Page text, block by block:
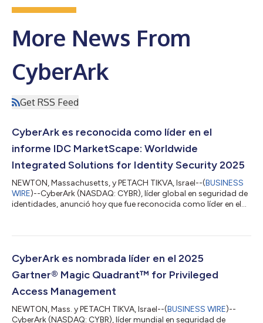
More News From
CyberArk
Get RSS Feed
CyberArk es reconocida como líder en el
informe IDC MarketScape: Worldwide
Integrated Solutions for Identity Security 2025
NEWTON, Massachusetts, y PETACH TIKVA, Israel--(BUSINESS
WIRE)--CyberArk (NASDAQ: CYBR), líder global en seguridad de
identidades, anunció hoy que fue reconocida como líder en el
Evaluación mundial de proveedores de seguridad de
aplica controles dinámicos de privilegios a todas las
identidades, lo que ayuda a las organizaci...
CyberArk es nombrada líder en el 2025
Gartner® Magic Quadrant™ for Privileged
Access Management
NEWTON, Mass. y PETACH TIKVA, Israel--(BUSINESS WIRE)--
CyberArk (NASDAQ: CYBR), líder mundial en seguridad de